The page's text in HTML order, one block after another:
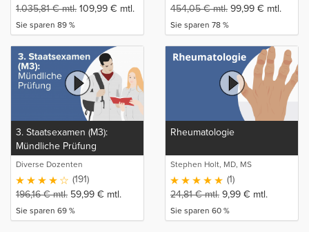
1.035,81€mtl. 109,99 € mtl.
Sie sparen 89 %
454,05€mtl. 99,99 € mtl.
Sie sparen 78 %
3. Staatsexamen (M3):
Mündliche Prüfung
Diverse Dozenten
(191)
196,16€mtl. 59,99 € mtl.
Sie sparen 69 %
Rheumatologie
Stephen Holt, MD, MS
(1)
24,81€mtl. 9,99 € mtl.
Sie sparen 60 %